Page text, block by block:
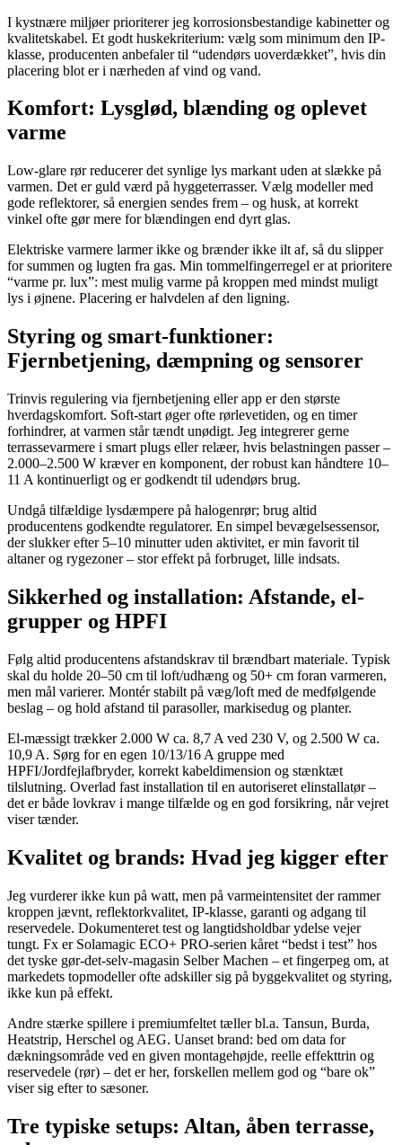
I kystnære miljøer prioriterer jeg korrosionsbestandige kabinetter og
kvalitetskabel. Et godt huskekriterium: vælg som minimum den IP-
klasse, producenten anbefaler til “udendørs uoverdækket”, hvis din
placering blot er i nærheden af vind og vand.
Komfort: Lysglød, blænding og oplevet
varme
Low-glare rør reducerer det synlige lys markant uden at slække på
varmen. Det er guld værd på hyggeterrasser. Vælg modeller med
gode reflektorer, så energien sendes frem – og husk, at korrekt
vinkel ofte gør mere for blændingen end dyrt glas.
Elektriske varmere larmer ikke og brænder ikke ilt af, så du slipper
for summen og lugten fra gas. Min tommelfingerregel er at prioritere
“varme pr. lux”: mest mulig varme på kroppen med mindst muligt
lys i øjnene. Placering er halvdelen af den ligning.
Styring og smart-funktioner:
Fjernbetjening, dæmpning og sensorer
Trinvis regulering via fjernbetjening eller app er den største
hverdagskomfort. Soft-start øger ofte rørlevetiden, og en timer
forhindrer, at varmen står tændt unødigt. Jeg integrerer gerne
terrassevarmere i smart plugs eller relæer, hvis belastningen passer –
2.000–2.500 W kræver en komponent, der robust kan håndtere 10–
11 A kontinuerligt og er godkendt til udendørs brug.
Undgå tilfældige lysdæmpere på halogenrør; brug altid
producentens godkendte regulatorer. En simpel bevægelsessensor,
der slukker efter 5–10 minutter uden aktivitet, er min favorit til
altaner og rygezoner – stor effekt på forbruget, lille indsats.
Sikkerhed og installation: Afstande, el-
grupper og HPFI
Følg altid producentens afstandskrav til brændbart materiale. Typisk
skal du holde 20–50 cm til loft/udhæng og 50+ cm foran varmeren,
men mål varierer. Montér stabilt på væg/loft med de medfølgende
beslag – og hold afstand til parasoller, markisedug og planter.
El-mæssigt trækker 2.000 W ca. 8,7 A ved 230 V, og 2.500 W ca.
10,9 A. Sørg for en egen 10/13/16 A gruppe med
HPFI/Jordfejlafbryder, korrekt kabeldimension og stænktæt
tilslutning. Overlad fast installation til en autoriseret elinstallatør –
det er både lovkrav i mange tilfælde og en god forsikring, når vejret
viser tænder.
Kvalitet og brands: Hvad jeg kigger efter
Jeg vurderer ikke kun på watt, men på varmeintensitet der rammer
kroppen jævnt, reflektorkvalitet, IP-klasse, garanti og adgang til
reservedele. Dokumenteret test og langtidsholdbar ydelse vejer
tungt. Fx er Solamagic ECO+ PRO-serien kåret “bedst i test” hos
det tyske gør-det-selv-magasin Selber Machen – et fingerpeg om, at
markedets topmodeller ofte adskiller sig på byggekvalitet og styring,
ikke kun på effekt.
Andre stærke spillere i premiumfeltet tæller bl.a. Tansun, Burda,
Heatstrip, Herschel og AEG. Uanset brand: bed om data for
dækningsområde ved en given montagehøjde, reelle effekttrin og
reservedele (rør) – det er her, forskellen mellem god og “bare ok”
viser sig efter to sæsoner.
Tre typiske setups: Altan, åben terrasse,